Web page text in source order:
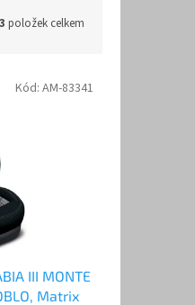
položek celkem
III MONTE
Matrix
Kód: AM-83341